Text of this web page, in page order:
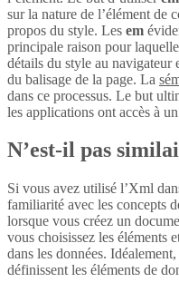
sur la nature de l’élément de
propos du style. Les em
principale raison pour
détails du style au navigateur
du balisage de la page. La
dans ce processus. Le but
les applications ont accès à
N’est-il pas
Si vous avez utilisé l’Xml
familiarité avec les concepts
lorsque vous créez un
vous choisissez les éléments
dans les données.
définissent les éléments de